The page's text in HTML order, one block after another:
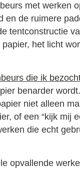
met werken
en de ruimere
tentconstructie
het licht
die ik
benarder
niet alleen
of een “kijk mij
die echt
opvallende